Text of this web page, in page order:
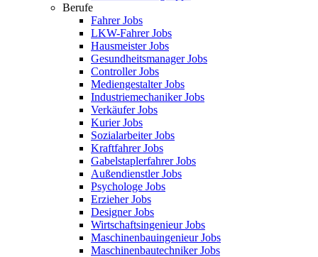
Berufe
Fahrer Jobs
LKW-Fahrer Jobs
Hausmeister Jobs
Gesundheitsmanager Jobs
Controller Jobs
Mediengestalter Jobs
Industriemechaniker Jobs
Verkäufer Jobs
Kurier Jobs
Sozialarbeiter Jobs
Kraftfahrer Jobs
Gabelstaplerfahrer Jobs
Außendienstler Jobs
Psychologe Jobs
Erzieher Jobs
Designer Jobs
Wirtschaftsingenieur Jobs
Maschinenbauingenieur Jobs
Maschinenbautechniker Jobs